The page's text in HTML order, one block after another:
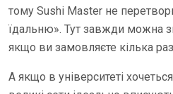
тому Sushi Master не
їдальню». Тут завжди можна
якщо ви замовляєте кілька
А якщо в університеті